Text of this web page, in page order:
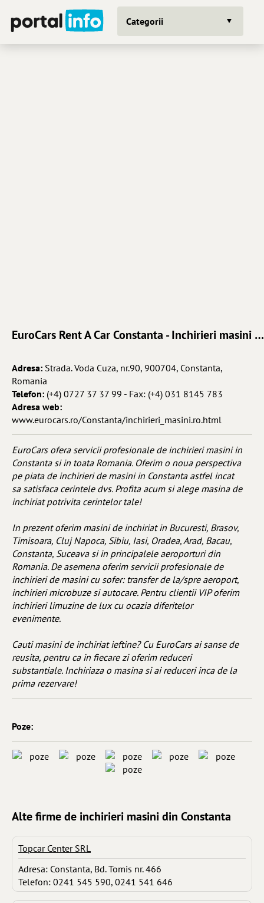
Categorii
EuroCars Rent A Car Constanta - Inchirieri masini Constanta
Adresa: Strada. Voda Cuza, nr.90, 900704, Constanta,
Romania
Telefon: (+4) 0727 37 37 99 - Fax: (+4) 031 8145 783
Adresa web:
www.eurocars.ro/Constanta/inchirieri_masini.ro.html
EuroCars ofera servicii profesionale de inchirieri masini in
Constanta si in toata Romania. Oferim o noua perspectiva
pe piata de inchirieri de masini in Constanta astfel incat
sa satisfaca cerintele dvs. Profita acum si alege masina de
inchiriat potrivita cerintelor tale!
In prezent oferim masini de inchiriat in Bucuresti, Brasov,
Timisoara, Cluj Napoca, Sibiu, Iasi, Oradea, Arad, Bacau,
Constanta, Suceava si in principalele aeroporturi din
Romania. De asemena oferim servicii profesionale de
inchirieri de masini cu sofer: transfer de la/spre aeroport,
inchirieri microbuze si autocare. Pentru clientii VIP oferim
inchirieri limuzine de lux cu ocazia diferitelor
evenimente.
Cauti masini de inchiriat ieftine? Cu EuroCars ai sanse de
reusita, pentru ca in fiecare zi oferim reduceri
substantiale. Inchiriaza o masina si ai reduceri inca de la
prima rezervare!
Poze:
Alte firme de inchirieri masini din Constanta
Topcar Center SRL
Adresa: Constanta, Bd. Tomis nr. 466
Telefon: 0241 545 590, 0241 541 646